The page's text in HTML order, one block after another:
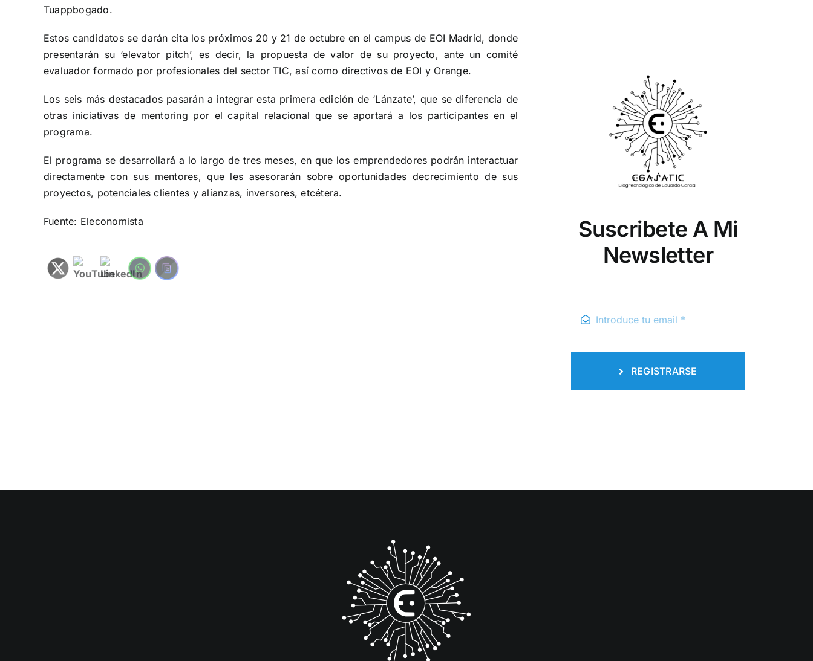
Tuappbogado.
Estos candidatos se darán cita los próximos 20 y 21 de octubre en el campus de EOI Madrid, donde
presentarán su ‘elevator pitch’, es decir, la propuesta de valor de su proyecto, ante un comité
evaluador formado por profesionales del sector TIC, así como directivos de EOI y Orange.
Los seis más destacados pasarán a integrar esta primera edición de ‘Lánzate’, que se diferencia de
otras iniciativas de mentoring por el capital relacional que se aportará a los participantes en el
programa.
El programa se desarrollará a lo largo de tres meses, en que los emprendedores podrán interactuar
directamente con sus mentores, que les asesorarán sobre oportunidades decrecimiento de sus
proyectos, potenciales clientes y alianzas, inversores, etcétera.
Fuente: Eleconomista
Suscribete A Mi
Newsletter
REGISTRARSE